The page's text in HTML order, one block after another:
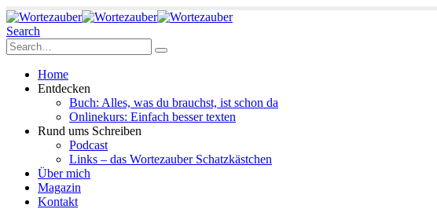
Search
Home
Entdecken
Buch: Alles, was du brauchst, ist schon da
Onlinekurs: Einfach besser texten
Rund ums Schreiben
Podcast
Links – das Wortezauber Schatzkästchen
Über mich
Magazin
Kontakt